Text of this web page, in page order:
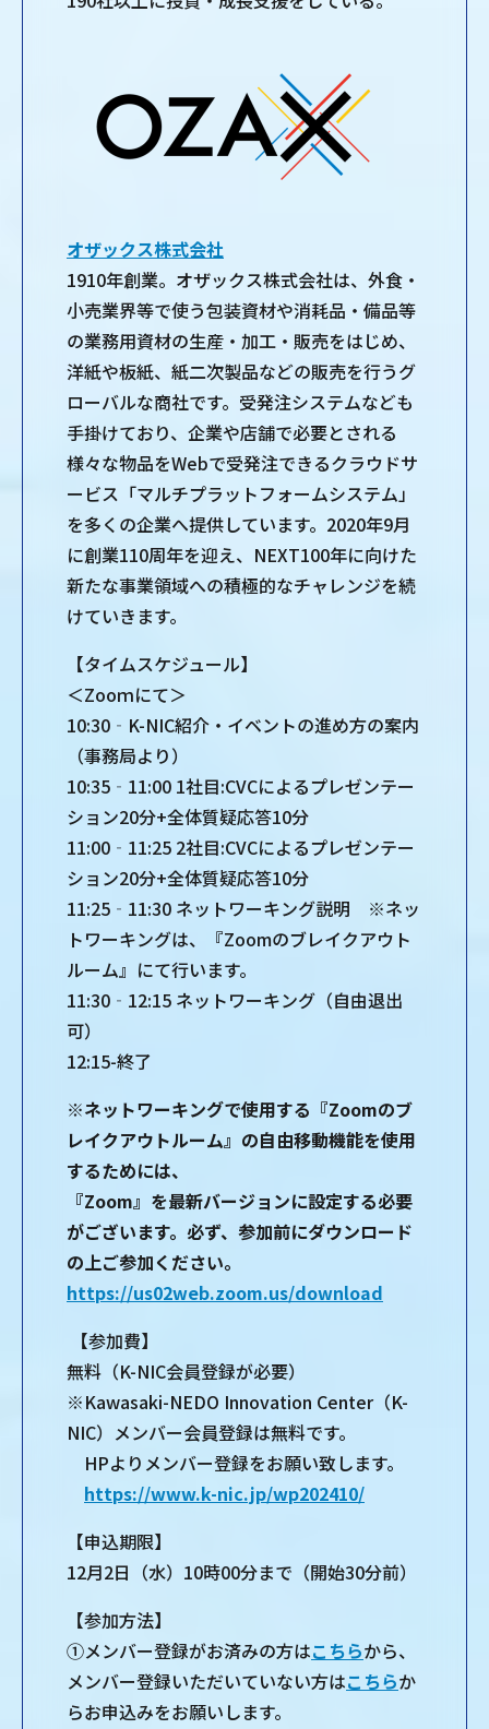
オザックス株式会社
1910年創業。オザックス株式会社は、外食・
小売業界等で使う包装資材や消耗品・備品等
の業務用資材の生産・加工・販売をはじめ、
洋紙や板紙、紙二次製品などの販売を行うグ
ローバルな商社です。受発注システムなども
手掛けており、企業や店舗で必要とされる
様々な物品をWebで受発注できるクラウドサ
ービス「マルチプラットフォームシステム」
を多くの企業へ提供しています。2020年9月
に創業110周年を迎え、NEXT100年に向けた
新たな事業領域への積極的なチャレンジを続
けていきます。
【タイムスケジュール】
＜Zooｍにて＞
10:30‐K-NIC紹介・イベントの進め方の案内
（事務局より）
10:35‐11:00 1社目:CVCによるプレゼンテー
ション20分+全体質疑応答10分
11:00‐11:25 2社目:CVCによるプレゼンテー
ション20分+全体質疑応答10分
11:25‐11:30 ネットワーキング説明 ※ネッ
トワーキングは、『Zoomのブレイクアウト
ルーム』にて行います。
11:30‐12:15 ネットワーキング（自由退出
可）
12:15-終了
※ネットワーキングで使用する『Zoomのブ
レイクアウトルーム』の自由移動機能を使用
するためには、
『Zoom』を最新バージョンに設定する必要
がございます。必ず、参加前にダウンロード
の上ご参加ください。
https://us02web.zoom.us/download
【参加費】
無料（K-NIC会員登録が必要）
※Kawasaki-NEDO Innovation Center（K-
NIC）メンバー会員登録は無料です。
HPよりメンバー登録をお願い致します。
https://www.k-nic.jp/wp202410/
【申込期限】
12月2日（水）10時00分まで（開始30分前）
【参加方法】
①メンバー登録がお済みの方はこちらから、
メンバー登録いただいていない方はこちらか
らお申込みをお願いします。